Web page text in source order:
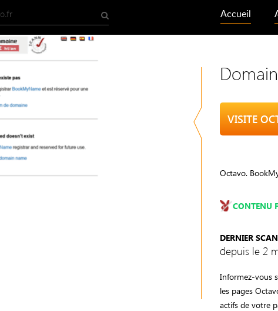
Accueil
VISITE
Octavo.
CONTENU
DERNIER SCAN
depuis le 2
Informez-vous
les pages
actifs de votre